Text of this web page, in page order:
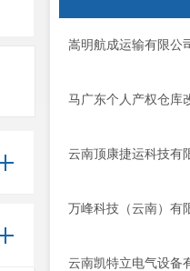
嵩明航成运输有限公
马广东个人产权仓库
云南顶康捷运科技有
万峰科技（云南）有
云南凯特立电气设备